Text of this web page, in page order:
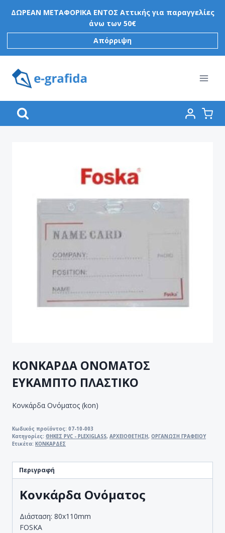
ΔΩΡΕΑΝ ΜΕΤΑΦΟΡΙΚΑ ΕΝΤΟΣ Αττικής για παραγγελίες
άνω των 50€
Απόρριψη
ΚΟΝΚΑΡΔΑ ΟΝΟΜΑΤΟΣ
ΕΥΚΑΜΠΤΟ ΠΛΑΣΤΙΚΟ
Κονκάρδα Ονόματος (kon)
Κωδικός προϊόντος: 07-10-003
Κατηγορίες: ΘΗΚΕΣ PVC - PLEXIGLASS, ΑΡΧΕΙΟΘΕΤΗΣΗ, ΟΡΓΑΝΩΣΗ ΓΡΑΦΕΙΟΥ
Ετικέτα: ΚΟΝΚΑΡΔΕΣ
Περιγραφή
Κονκάρδα Ονόματος
Διάσταση: 80x110mm
FOSKA